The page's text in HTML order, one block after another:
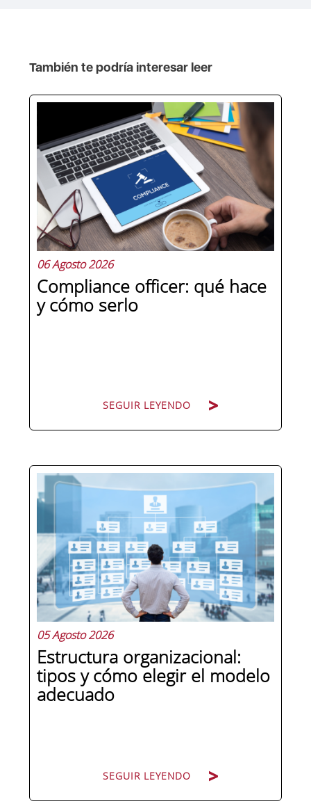
También te podría interesar leer
06 Agosto 2026
Compliance officer: qué hace
y cómo serlo
SEGUIR LEYENDO
Pocas figuras han ganado tanto peso
en la estructura corporativa española
en la última década como el
compliance officer. Desde que la
reforma del Código Penal extendió la
responsabilidad penal a las personas
jurídicas, las empresas de cualquier...
05 Agosto 2026
Estructura organizacional:
tipos y cómo elegir el modelo
adecuado
SEGUIR LEYENDO